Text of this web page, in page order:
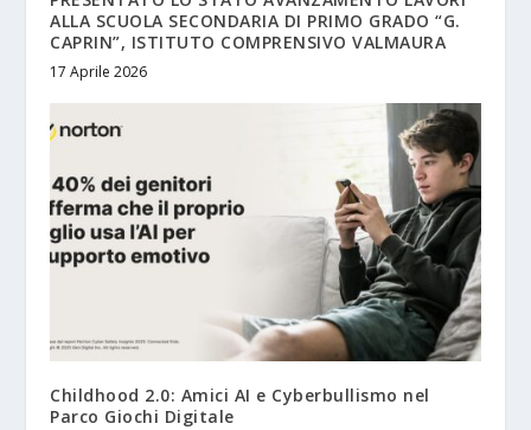
ALLA SCUOLA SECONDARIA DI PRIMO GRADO “G.
CAPRIN”, ISTITUTO COMPRENSIVO VALMAURA
17 Aprile 2026
Childhood 2.0: Amici AI e Cyberbullismo nel
Parco Giochi Digitale